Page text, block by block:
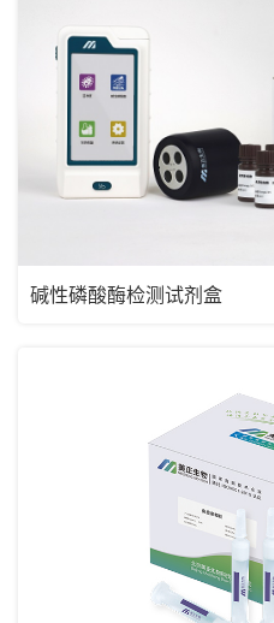
碱性磷酸酶检测试剂盒